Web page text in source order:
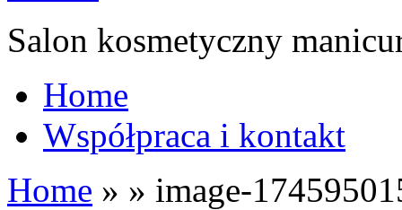
Salon kosmetyczny
Home
Współpraca i kontakt
Home » » image-